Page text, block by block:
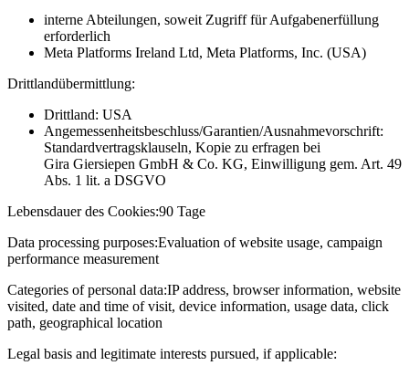
interne Abteilungen, soweit Zugriff für Aufgabenerfüllung
erforderlich
Meta Platforms Ireland Ltd, Meta Platforms, Inc. (USA)
Drittlandübermittlung:
Drittland: USA
Angemessenheitsbeschluss/Garantien/Ausnahmevorschrift:
Standardvertragsklauseln, Kopie zu erfragen bei
Gira Giersiepen GmbH & Co. KG, Einwilligung gem. Art. 49
Abs. 1 lit. a DSGVO
Lebensdauer des Cookies:90 Tage
Data processing purposes:Evaluation of website usage, campaign
performance measurement
Categories of personal data:IP address, browser information, website
visited, date and time of visit, device information, usage data, click
path, geographical location
Legal basis and legitimate interests pursued, if applicable: